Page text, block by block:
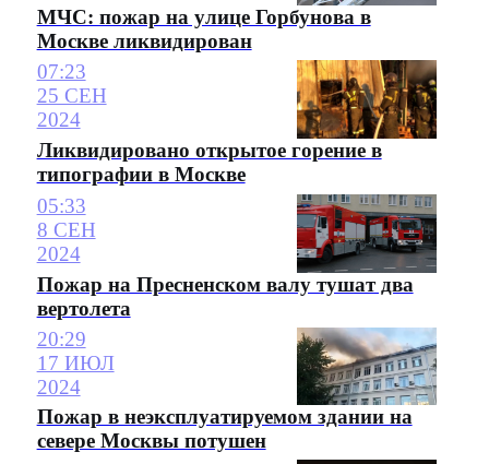
МЧС: пожар на улице Горбунова в
Москве ликвидирован
07:23
25 СЕН
2024
Ликвидировано открытое горение в
типографии в Москве
05:33
8 СЕН
2024
Пожар на Пресненском валу тушат два
вертолета
20:29
17 ИЮЛ
2024
Пожар в неэксплуатируемом здании на
севере Москвы потушен